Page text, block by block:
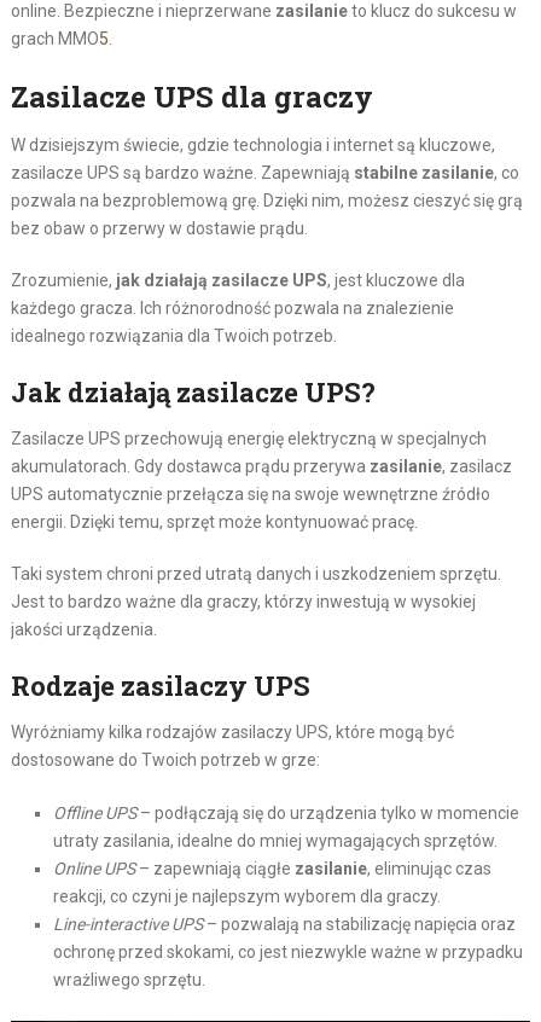
online. Bezpieczne i nieprzerwane zasilanieto klucz do sukcesu w
grach MMO5
Zasilacze UPS dla graczy
W dzisiejszym świecie, gdzie technologia i internet są kluczowe,
zasilacze UPS są bardzo ważne. Zapewniają stabilne zasilanie, co
pozwala na bezproblemową grę. Dzięki nim, możesz cieszyć się grą
bez obaw o przerwy w dostawie prądu.
Zrozumienie, jak działają zasilacze UPS, jest kluczowe dla
każdego gracza. Ich różnorodność pozwala na znalezienie
idealnego rozwiązania dla Twoich potrzeb.
Jak działają zasilacze UPS?
Zasilacze UPS przechowują energię elektryczną w specjalnych
akumulatorach. Gdy dostawca prądu przerywa zasilanie, zasilacz
UPS automatycznie przełącza się na swoje wewnętrzne źródło
energii. Dzięki temu, sprzęt może kontynuować pracę.
Taki system chroni przed utratą danych i uszkodzeniem sprzętu.
Jest to bardzo ważne dla graczy, którzy inwestują w wysokiej
jakości urządzenia.
Rodzaje zasilaczy UPS
Wyróżniamy kilka rodzajów zasilaczy UPS, które mogą być
dostosowane do Twoich potrzeb w grze:
Offline UPS– podłączają się do urządzenia tylko w momencie
utraty zasilania, idealne do mniej wymagających sprzętów.
Online UPS– zapewniają ciągłe zasilanie, eliminując czas
reakcji, co czyni je najlepszym wyborem dla graczy.
Line-interactive UPS– pozwalają na stabilizację napięcia oraz
ochronę przed skokami, co jest niezwykle ważne w przypadku
wrażliwego sprzętu.